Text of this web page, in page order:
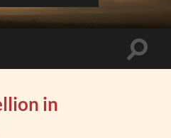
in